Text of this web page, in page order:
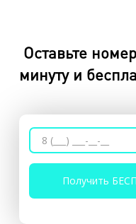
Оставьте
минуту и